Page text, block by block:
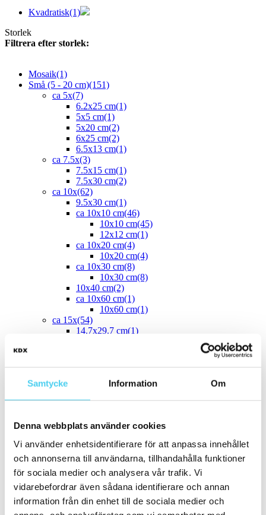
Samtycke Information Om
Denna webbplats använder cookies
Vi använder enhetsidentifierare för att anpassa innehållet
och annonserna till användarna, tillhandahålla funktioner
för sociala medier och analysera vår trafik. Vi
vidarebefordrar även sådana identifierare och annan
information från din enhet till de sociala medier och
Kvadratisk(1)
Storlek
Filtrera efter storlek:
Mosaik(1)
Små (5 - 20 cm)(151)
ca 5x(7)
6.2x25 cm(1)
5x5 cm(1)
5x20 cm(2)
6x25 cm(2)
6.5x13 cm(1)
ca 7.5x(3)
7.5x15 cm(1)
7.5x30 cm(2)
ca 10x(62)
9.5x30 cm(1)
ca 10x10 cm(46)
10x10 cm(45)
12x12 cm(1)
ca 10x20 cm(4)
10x20 cm(4)
ca 10x30 cm(8)
10x30 cm(8)
10x40 cm(2)
ca 10x60 cm(1)
10x60 cm(1)
ca 15x(54)
14.7x29.7 cm(1)
14.2x16.4 cm(2)
15x45 cm(1)
15x60 cm(1)
ca 20x(33)
ca 20x20 cm(22)
20x20 cm
20x5 cm(2)
20x10 cm(4)
20x25 cm(1)